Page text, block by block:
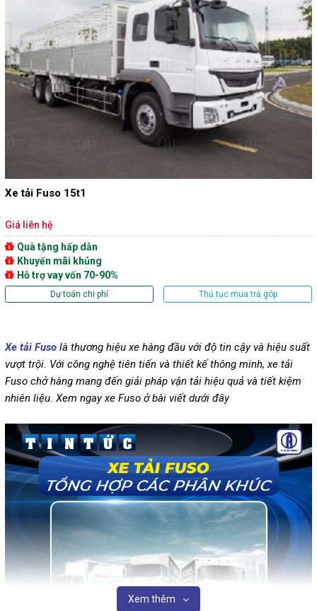
Xe tải Fuso 15t1
Giá liên hệ
Quà tặng hấp dẫn
Khuyến mãi khủng
Hỗ trợ vay vốn 70-90%
Dự toán chi phí Thủ tục mua trả góp
Xe tải Fuso là thương hiệu xe hàng đầu với độ tin cậy và hiệu suất
vượt trội. Với công nghệ tiên tiến và thiết kế thông minh, xe tải
Fuso chở hàng mang đến giải pháp vận tải hiệu quả và tiết kiệm
nhiên liệu. Xem ngay xe Fuso ở bài viết dưới đây
Xem thêm